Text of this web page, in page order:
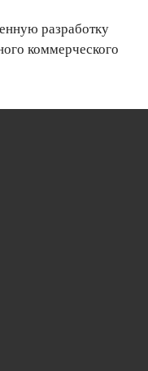
разработку
коммерческого